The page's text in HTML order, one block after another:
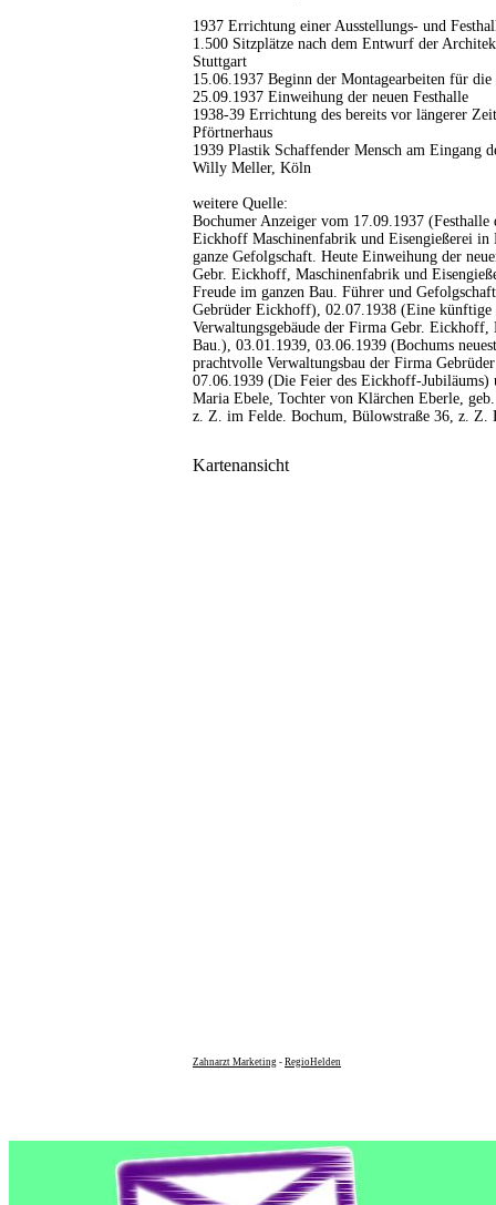
1937 Errichtung einer Ausstellungs- und
1.500 Sitzplätze nach dem Entwurf der
Stuttgart
15.06.1937 Beginn der Montagearbeiten für
25.09.1937 Einweihung der neuen Festhalle
1938-39 Errichtung des bereits vor längerer
Pförtnerhaus
1939 Plastik Schaffender Mensch am Eingang
Willy Meller, Köln
weitere Quelle:
Bochumer Anzeiger vom 17.09.1937
Eickhoff Maschinenfabrik und Eisengießerei
ganze Gefolgschaft. Heute Einweihung der
Gebr. Eickhoff, Maschinenfabrik und
Freude im ganzen Bau. Führer und
Gebrüder Eickhoff), 02.07.1938 (Eine künftige
Verwaltungsgebäude der Firma Gebr.
Bau.), 03.01.1939, 03.06.1939 (Bochums
prachtvolle Verwaltungsbau der Firma
07.06.1939 (Die Feier des Eickhoff-Jubiläums)
Maria Ebele, Tochter von Klärchen Eberle,
z. Z. im Felde. Bochum, Bülowstraße 36, z. Z.
Kartenansicht
Zahnarzt Marketing - RegioHelden